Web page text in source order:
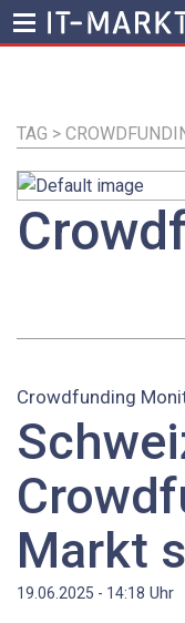
Inhalt
TAG >
Crowdfunding
Markt
19.06.2025 - 14:18 Uhr